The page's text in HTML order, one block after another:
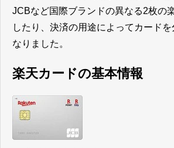
JCBなど国際ブランドの異なる2枚の
したり、決済の用途によってカード
なりました。
楽天カードの基本情報